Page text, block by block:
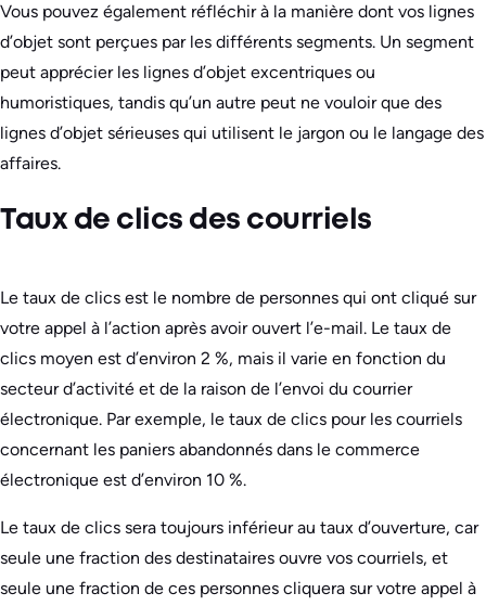
Vous pouvez également réfléchir à la manière dont vos lignes
d’objet sont perçues par les différents segments. Un segment
peut apprécier les lignes d’objet excentriques ou
humoristiques, tandis qu’un autre peut ne vouloir que des
lignes d’objet sérieuses qui utilisent le jargon ou le langage des
affaires.
Taux de clics des courriels
Le taux de clics est le nombre de personnes qui ont cliqué sur
votre appel à l’action après avoir ouvert l’e-mail. Le taux de
clics moyen est d’environ 2 %, mais il varie en fonction du
secteur d’activité et de la raison de l’envoi du courrier
électronique. Par exemple, le taux de clics pour les courriels
concernant les paniers abandonnés dans le commerce
électronique est d’environ 10 %.
Le taux de clics sera toujours inférieur au taux d’ouverture, car
seule une fraction des destinataires ouvre vos courriels, et
seule une fraction de ces personnes cliquera sur votre appel à